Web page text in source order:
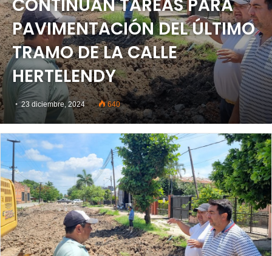
CONTINÚAN TAREAS PARA
PAVIMENTACIÓN DEL ÚLTIMO
TRAMO DE LA CALLE
HERTELENDY
23 diciembre, 2024 640